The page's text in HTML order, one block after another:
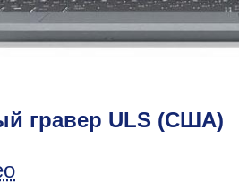
гравер ULS (США)